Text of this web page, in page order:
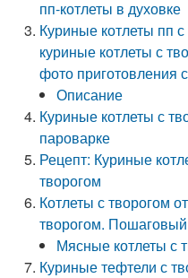
пп-котлеты в духовке
Куриные котлеты пп
куриные котлеты с
фото приготовления
Описание
Куриные котлеты с
пароварке
Рецепт: Куриные
творогом
Котлеты с творогом
творогом.
Мясные котлеты с
Куриные тефтели с